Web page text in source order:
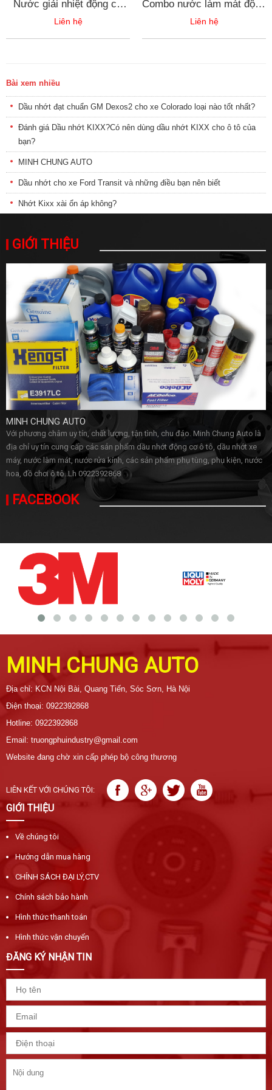
Nước giải nhiệt động cơ
màu TÍM PRESTONE MAX
Liên hệ
Combo nước làm mát động
cơ xe ô tô PRESTONE
Liên hệ
Bài xem nhiều
Dầu nhớt đạt chuẩn GM Dexos2 cho xe Colorado loại nào tốt nhất?
Đánh giá Dầu nhớt KIXX?Có nên dùng dầu nhớt KIXX cho ô tô của
bạn?
MINH CHUNG AUTO
Dầu nhớt cho xe Ford Transit và những điều bạn nên biết
Nhớt Kixx xài ổn áp không?
GIỚI THIỆU
MINH CHUNG AUTO
Với phương châm uy tín, chất lượng, tận tình, chu đáo. Minh Chung Auto là
địa chỉ uy tín cung cấp các sản phẩm dầu nhớt động cơ ô tô, dầu nhớt xe
máy, nước làm mát, nước rửa kính, các sản phẩm phụ tùng, phụ kiện, nước
hoa, đồ chơi ô tô..Lh 0922392868
FACEBOOK
MINH CHUNG AUTO
Địa chỉ: KCN Nội Bài, Quang Tiến, Sóc Sơn, Hà Nội
Điện thoại: 0922392868
Hotline: 0922392868
Email: truongphuindustry@gmail.com
Website đang chờ xin cấp phép bộ công thương
LIÊN KẾT VỚI CHÚNG TÔI:
GIỚI THIỆU
Về chúng tôi
Hướng dẫn mua hàng
CHÍNH SÁCH ĐẠI LÝ,CTV
Chính sách bảo hành
Hình thức thanh toán
Hình thức vận chuyển
ĐĂNG KÝ NHẬN TIN